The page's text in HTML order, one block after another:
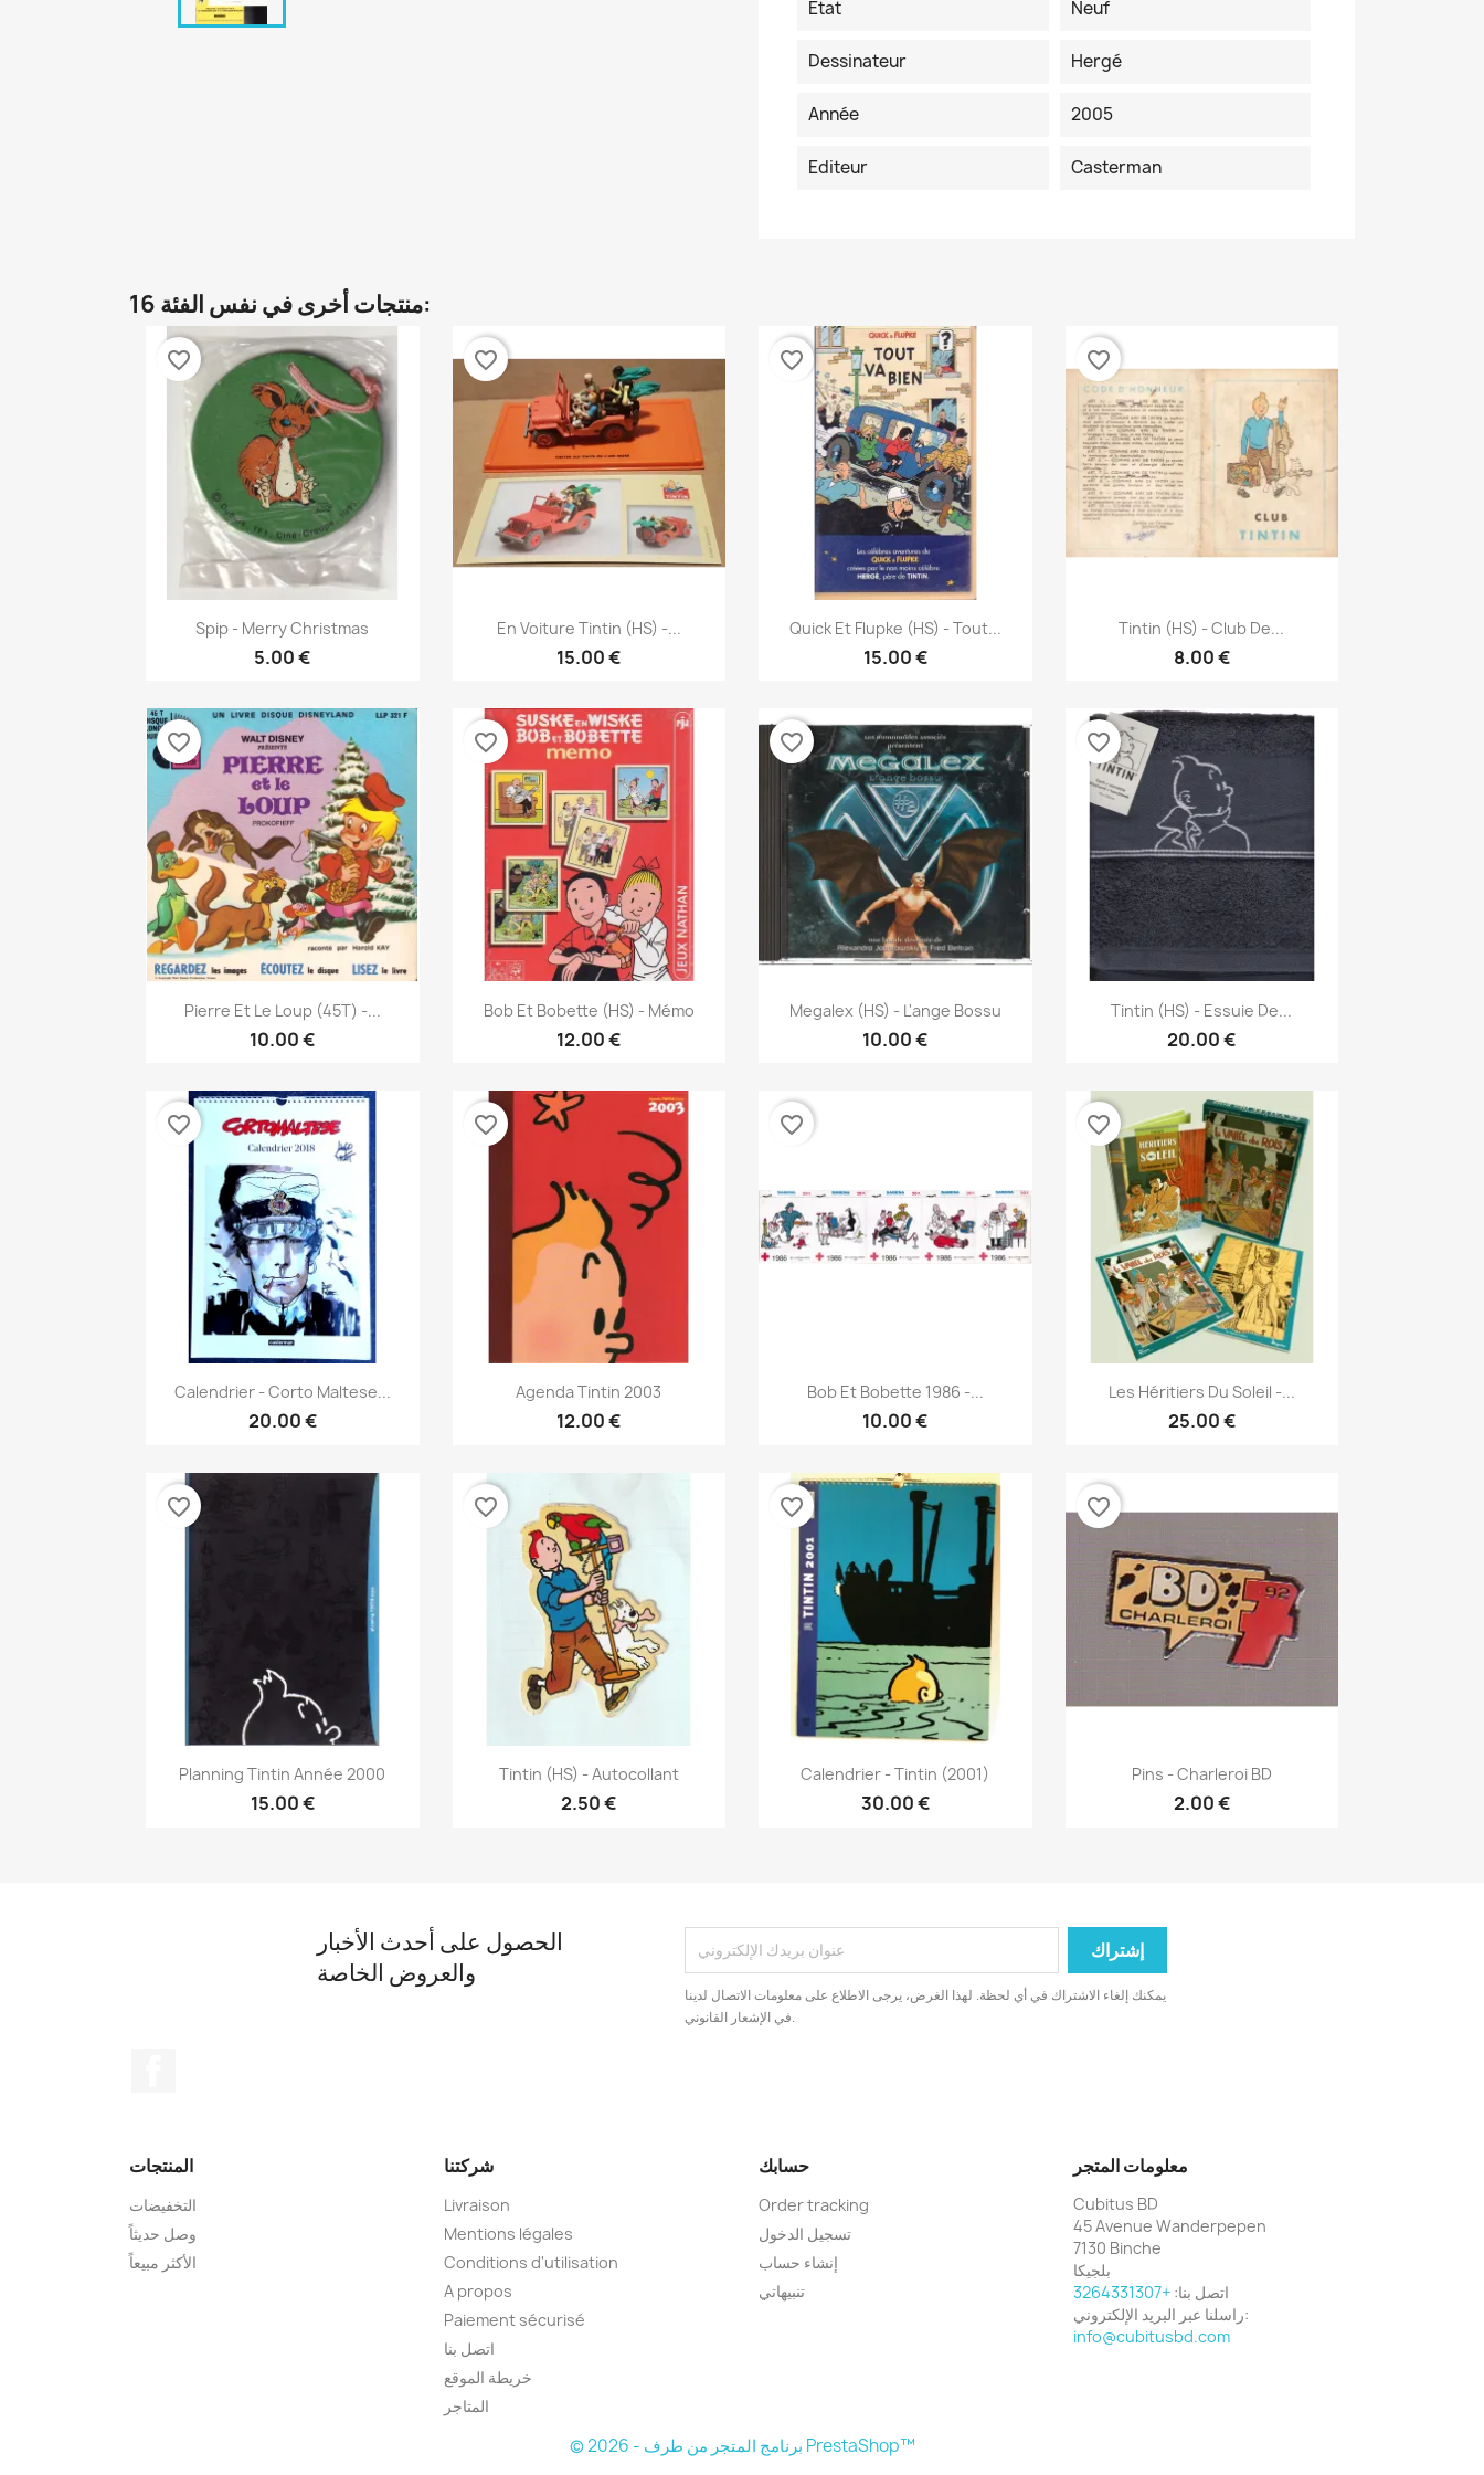
Etat
Neuf
Dessinateur Hergé
Année 2005
Editeur Casterman
16 منتجات أخرى في نفس الفئة:
نظرة سريعة
Spip - Merry Christmas
5.00 €
favorite_border
نظرة سريعة
En Voiture Tintin (HS) -...
15.00 €
favorite_border
نظرة سريعة
Quick Et Flupke (HS) - Tout...
15.00 €
favorite_border
نظرة سريعة
Tintin (HS) - Club De...
8.00 €
favorite_border
 نظرة سريعة
Pierre Et Le Loup (45T) -...
10.00 €
favorite_border
نظرة سريعة
Bob Et Bobette (HS) - Mémo
12.00 €
favorite_border
نظرة سريعة
Megalex (HS) - L'ange Bossu
10.00 €
favorite_border
نظرة سريعة
Tintin (HS) - Essuie De...
20.00 €
favorite_border
نظرة سريعة
Calendrier - Corto Maltese...
20.00 €
favorite_border
نظرة سريعة
Agenda Tintin 2003
12.00 €
favorite_border
نظرة سريعة
Bob Et Bobette 1986 -...
10.00 €
favorite_border
نظرة سريعة
Les Héritiers Du Soleil -...
25.00 €
favorite_border
نظرة سريعة
Planning Tintin Année 2000
15.00 €
favorite_border
نظرة سريعة
Tintin (HS) - Autocollant
2.50 €
favorite_border
نظرة سريعة
Calendrier - Tintin (2001)
30.00 €
favorite_border
نظرة سريعة
Pins - Charleroi BD
2.00 €
favorite_border
الحصول على أحدث الأخبار
والعروض الخاصة
يمكنك إلغاء الاشتراك في أي لحظة. لهذا الغرض، يرجى الاطلاع على معلومات الاتصال لدينا
في الإشعار القانوني.
المنتجات
التخفيضات
وصل حديثاً
الأكثر مبيعاً
شركتنا
Livraison
Mentions légales
Conditions d'utilisation
A propos
Paiement sécurisé
اتصل بنا
خريطة الموقع
المتاجر
حسابك
Order tracking
تسجيل الدخول
إنشاء حساب
تنبيهاتي
معلومات المتجر
Cubitus BD
45 Avenue Wanderpepen
7130 Binche
بلجيكا
اتصل بنا: +3264331307
راسلنا عبر البريد الإلكتروني:
info@cubitusbd.com
© 2026 - برنامج المتجر من طرف PrestaShop™